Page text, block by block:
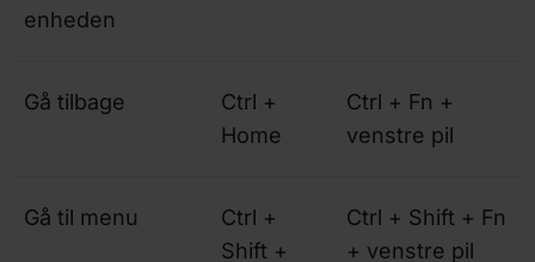
enheden
Gå tilbage
Ctrl +
Home
Ctrl + Fn +
venstre pil
Gå til menu
Ctrl +
Shift +
Ctrl + Shift + Fn
+ venstre pil